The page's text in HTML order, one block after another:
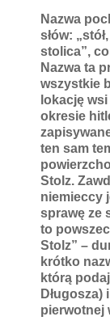
Nazwa
słów:
stolica”,
Nazwa ta
wszystkie
lokację
okresie
ten sam
Stolz.
niemieccy
sprawę ze
to
Stolz” –
krótko
którą
pierwotnej